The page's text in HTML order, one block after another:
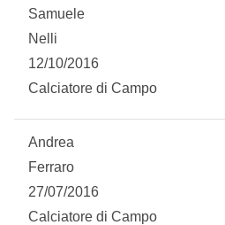
Accessori
Party
Helan x Genoa
Isolani x Genoa
Samuele
Nelli
12/10/2016
Calciatore di Campo
Andrea
Ferraro
27/07/2016
Calciatore di Campo